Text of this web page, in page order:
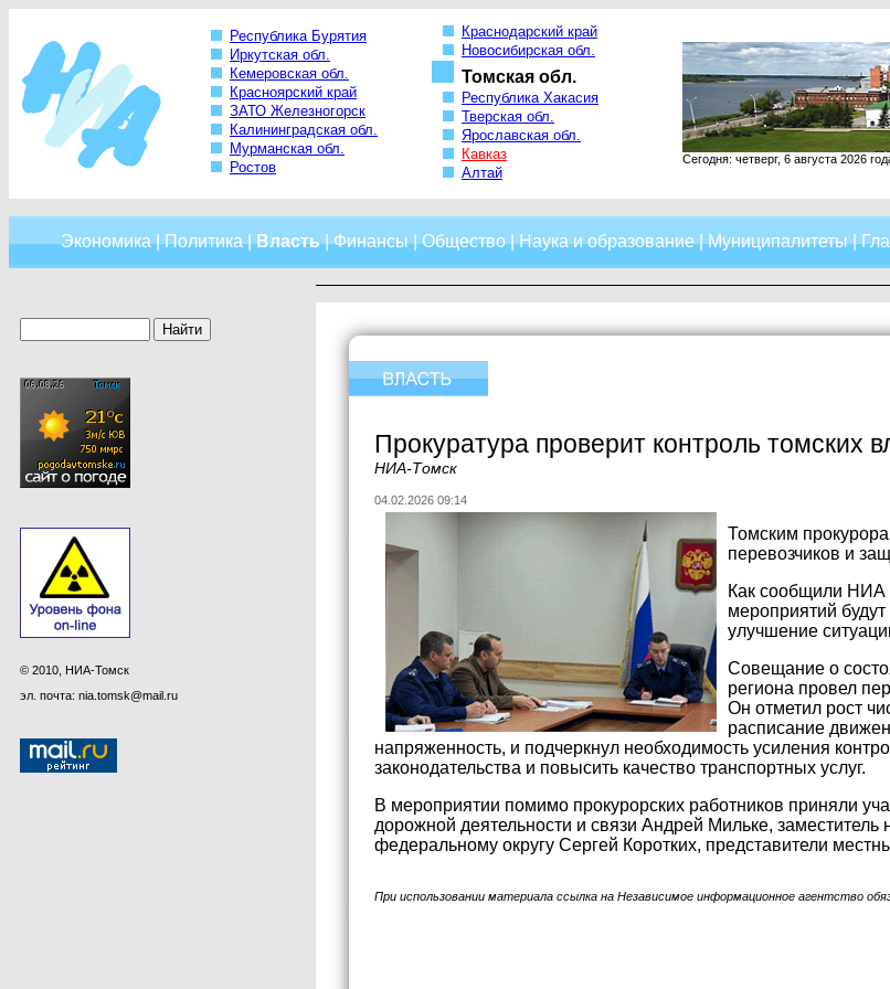
Республика Бурятия
Иркутская обл.
Кемеровская обл.
Красноярский край
ЗАТО Железногорск
Калининградская обл.
Мурманская обл.
Ростов
Краснодарский край
Новосибирская обл.
Томская обл.
Республика Хакасия
Тверская обл.
Ярославская обл.
Кавказ
Алтай
Сегодня: четверг, 6 августа 2026
Экономика|Политика|Власть|Финансы|Общество|Наука и образование|Муниципалитеты|
© 2010, НИА-Томск
эл. почта: nia.tomsk@mail.ru
Прокуратура проверит контроль томских
НИА-Томск
04.02.2026 09:14
Томским
перевозчиков и
Как сообщили НИА
мероприятий
улучшение
Совещание о
региона провел
Он отметил рост
расписание
напряженность, и подчеркнул необходимость усиления
законодательства и повысить качество транспортных услуг.
В мероприятии помимо прокурорских работников приняли
дорожной деятельности и связи Андрей Мильке,
федеральному округу Сергей Коротких, представители
При использовании материала ссылка на Независимое информационное агентство